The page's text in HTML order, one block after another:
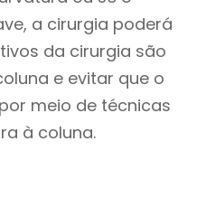
a cirurgia poderá
da cirurgia são
e evitar que o
meio de técnicas
à coluna.